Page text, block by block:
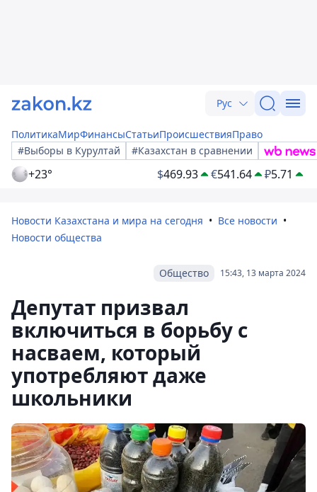
Рус
ПолитикаМирФинансыСтатьиПроисшествияПраво
#Выборы в Курултай
#Казахстан в сравнении
+23° $469.93 €541.64 ₽5.71
Новости Казахстана и мира на сегодня
Все новости
Новости общества
15:43, 13 марта 2024
Общество
Депутат призвал
включиться в борьбу с
насваем, который
употребляют даже
школьники